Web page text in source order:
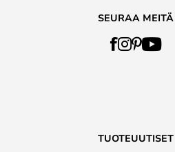
SEURAA MEITÄ
TUOTEUUTISET